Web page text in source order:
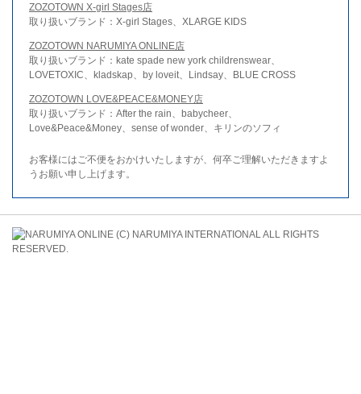
ZOZOTOWN X-girl Stages店
取り扱いブランド：X-girl Stages、XLARGE KIDS
ZOZOTOWN NARUMIYA ONLINE店
取り扱いブランド：kate spade new york childrenswear、
LOVETOXIC、kladskap、by loveit、Lindsay、BLUE CROSS
ZOZOTOWN LOVE&PEACE&MONEY店
取り扱いブランド：After the rain、babycheer、
Love&Peace&Money、sense of wonder、キリンのソフィ
お客様にはご不便をおかけいたしますが、何卒ご理解いただきますよ
うお願い申し上げます。